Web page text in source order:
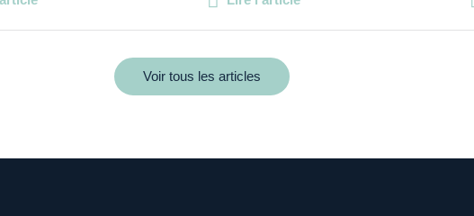
Voir tous les articles